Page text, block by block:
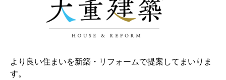
より良い住まいを新築・リフォームで提案してまいりま
す。